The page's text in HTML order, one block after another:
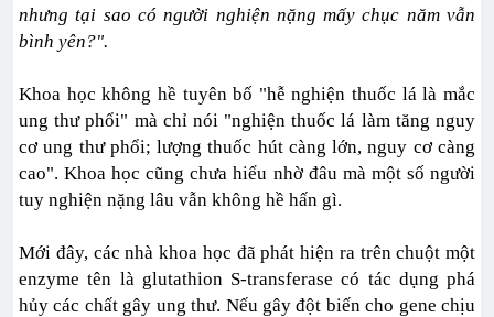
nhưng tại sao có người nghiện nặng mấy chục năm vẫn
bình yên?".
Khoa học không hề tuyên bố "hễ nghiện thuốc lá là mắc
ung thư phổi" mà chỉ nói "nghiện thuốc lá làm tăng nguy
cơ ung thư phổi; lượng thuốc hút càng lớn, nguy cơ càng
cao". Khoa học cũng chưa hiểu nhờ đâu mà một số người
tuy nghiện nặng lâu vẫn không hề hấn gì.
Mới đây, các nhà khoa học đã phát hiện ra trên chuột một
enzyme tên là glutathion S-transferase có tác dụng phá
hủy các chất gây ung thư. Nếu gây đột biến cho gene chịu